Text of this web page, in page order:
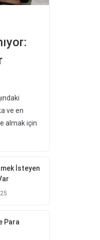
ve en
almak için
İsteyen
Para